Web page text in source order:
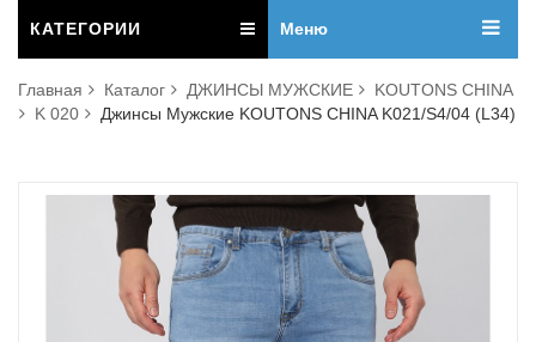
КАТЕГОРИИ Меню
Главная Каталог ДЖИНСЫ МУЖСКИЕ
KOUTONS CHINA
K 020
Джинсы Мужские KOUTONS CHINA K021/S4/04 (L34)